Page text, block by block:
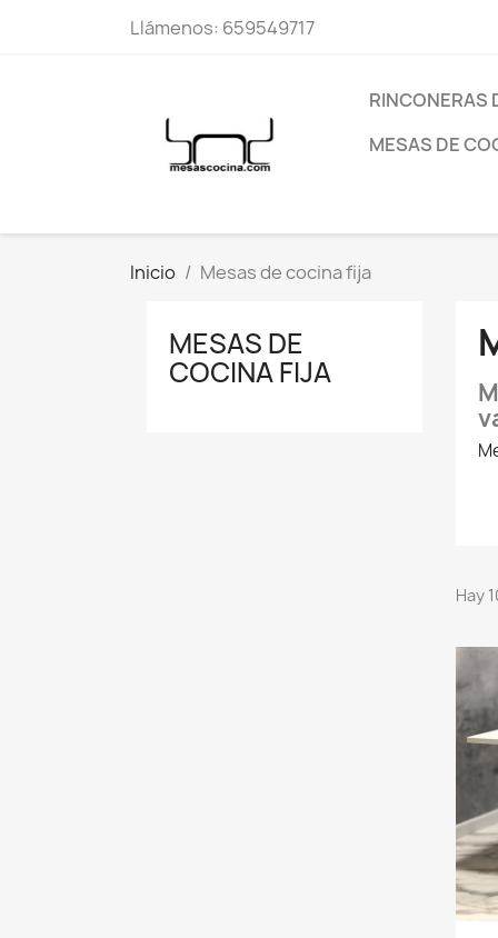
Llámenos: 659549717
RINCONERAS
MESAS DE
Inicio Mesas de cocina fija
MESAS DE
COCINA FIJA
Hay